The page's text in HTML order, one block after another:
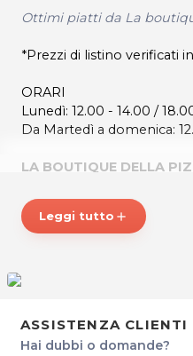
Ottimi piatti da La
*Prezzi di listino verificati
ORARI
Lunedì: 12.00 - 14.00 /
Da Martedì a domenica:
LA BOUTIQUE DELLA
34137 Trieste
Tel. 040630409 -
Leggi tutto add
ASSISTENZA CLIENTI
Hai dubbi o domande?